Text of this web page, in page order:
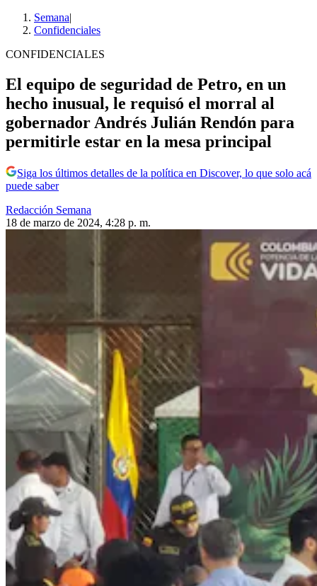
Semana|
Confidenciales
CONFIDENCIALES
El equipo de seguridad de Petro, en un
hecho inusual, le requisó el morral al
gobernador Andrés Julián Rendón para
permitirle estar en la mesa principal
Siga los últimos detalles de la política en Discover, lo que solo acá
puede saber
Redacción Semana
18 de marzo de 2024, 4:28 p. m.